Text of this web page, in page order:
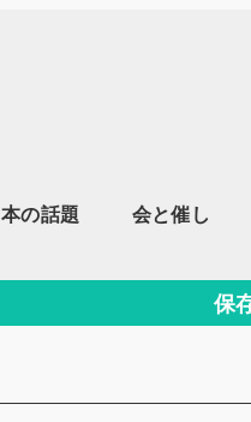
本の話題 会と催し
保